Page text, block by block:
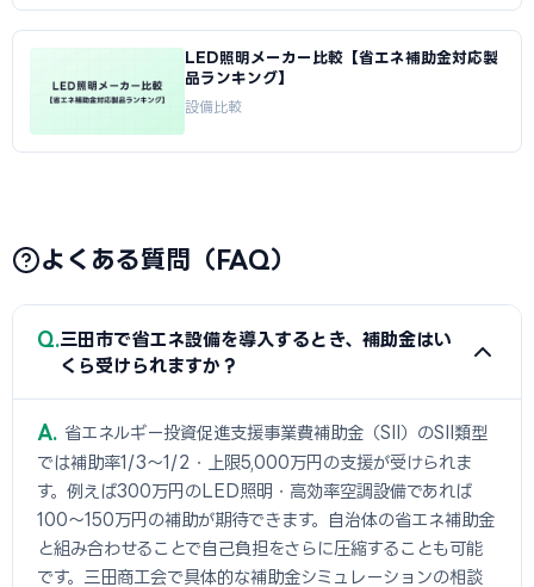
LED照明メーカー比較【省エネ補助金対応製
品ランキング】
設備比較
よくある質問（FAQ）
Q 三田市で省エネ設備を導入するとき、補助金はい
くら受けられますか？
A
省エネルギー投資促進支援事業費補助金（SII）のSII類型
では補助率1/3〜1/2・上限5,000万円の支援が受けられま
す。例えば300万円のLED照明・高効率空調設備であれば
100〜150万円の補助が期待できます。自治体の省エネ補助金
と組み合わせることで自己負担をさらに圧縮することも可能
です。三田商工会で具体的な補助金シミュレーションの相談